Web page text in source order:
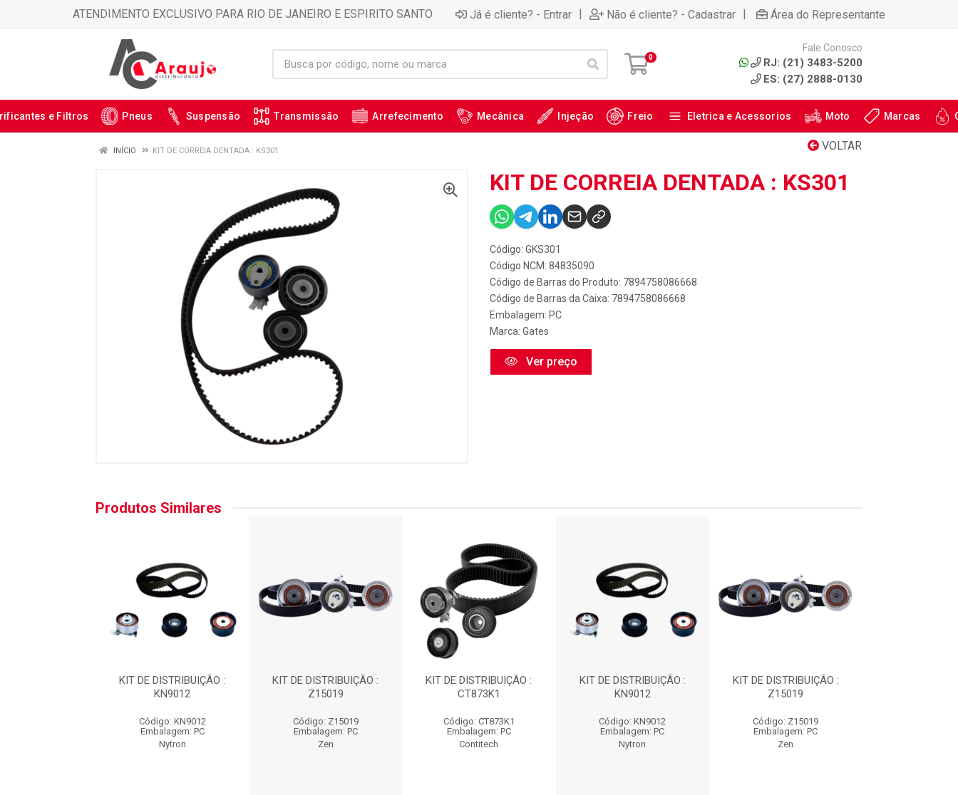
ATENDIMENTO EXCLUSIVO PARA RIO DE JANEIRO E ESPIRITO SANTO Já é cliente? - Entrar | Não é cliente? - Cadastrar | Área do Representante
0
Fale Conosco
RJ: (21) 3483-5200
ES: (27) 2888-0130
e Filtros Pneus Suspensão Transmissão Arrefecimento Mecânica Injeção Freio Eletrica e Acessorios Moto Marcas
VOLTAR
INÍCIO KIT DE CORREIA DENTADA : KS301
KIT DE CORREIA DENTADA : KS301
Código: GKS301
Código NCM: 84835090
Código de Barras do Produto: 7894758086668
Código de Barras da Caixa: 7894758086668
Embalagem: PC
Marca: Gates
Ver preço
Produtos Similares
KIT DE DISTRIBUIÇÃO :
KN9012
Código: KN9012
Embalagem: PC
Nytron
KIT DE DISTRIBUIÇÃO :
Z15019
Código: Z15019
Embalagem: PC
Zen
KIT DE DISTRIBUIÇÃO :
CT873K1
Código: CT873K1
Embalagem: PC
Contitech
KIT DE DISTRIBUIÇÃO :
KN9012
Código: KN9012
Embalagem: PC
Nytron
KIT DE DISTRIBUIÇÃO :
Z15019
Código: Z15019
Embalagem: PC
Zen